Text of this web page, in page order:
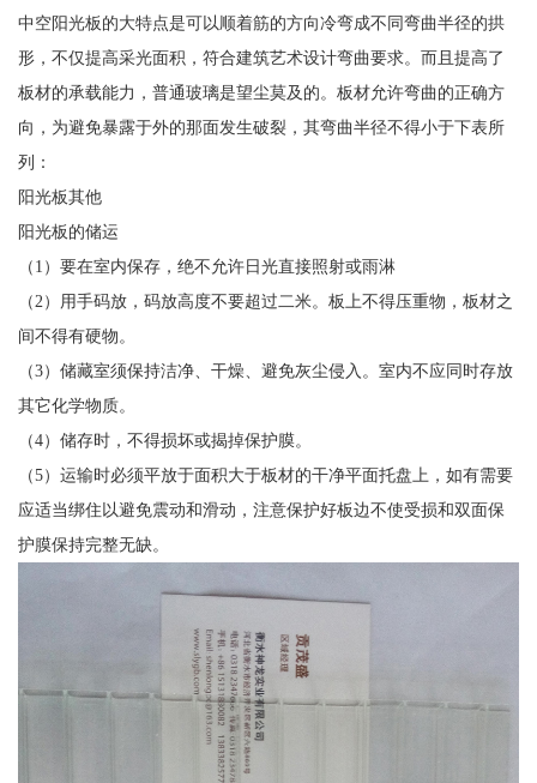
中空阳光板的大特点是可以顺着筋的方向冷弯成不同弯曲半径的拱
形，不仅提高采光面积，符合建筑艺术设计弯曲要求。而且提高了
板材的承载能力，普通玻璃是望尘莫及的。板材允许弯曲的正确方
向，为避免暴露于外的那面发生破裂，其弯曲半径不得小于下表所
列：
阳光板其他
阳光板的储运
（1）要在室内保存，绝不允许日光直接照射或雨淋
（2）用手码放，码放高度不要超过二米。板上不得压重物，板材之
间不得有硬物。
（3）储藏室须保持洁净、干燥、避免灰尘侵入。室内不应同时存放
其它化学物质。
（4）储存时，不得损坏或揭掉保护膜。
（5）运输时必须平放于面积大于板材的干净平面托盘上，如有需要
应适当绑住以避免震动和滑动，注意保护好板边不使受损和双面保
护膜保持完整无缺。